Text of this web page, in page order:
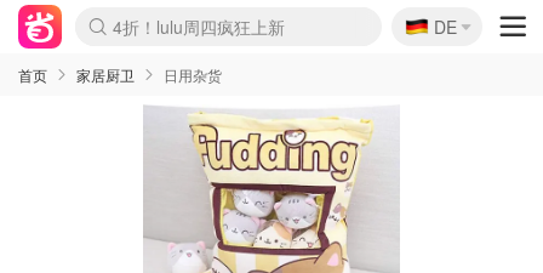
Boticinal 夏促开抢！
4折！lulu周四疯狂上新
还没结束！&OtherStories大促
Joybuy变相75折 随时失效
速领！Stanley独家85折
疑似霸哥！Camper额外叠85折
Zalando 奥莱闪促！每日更新
Moncler反季囤！5折起+叠9折
Coach Brooklyn仅€192
🇩🇪
DE
首页 家居厨卫 日用杂货